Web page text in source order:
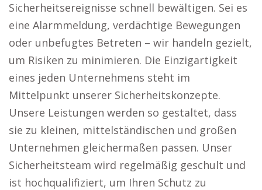
Sicherheitsereignisse schnell bewältigen. Sei es
eine Alarmmeldung, verdächtige Bewegungen
oder unbefugtes Betreten – wir handeln gezielt,
um Risiken zu minimieren. Die Einzigartigkeit
eines jeden Unternehmens steht im
Mittelpunkt unserer Sicherheitskonzepte.
Unsere Leistungen werden so gestaltet, dass
sie zu kleinen, mittelständischen und großen
Unternehmen gleichermaßen passen. Unser
Sicherheitsteam wird regelmäßig geschult und
ist hochqualifiziert, um Ihren Schutz zu